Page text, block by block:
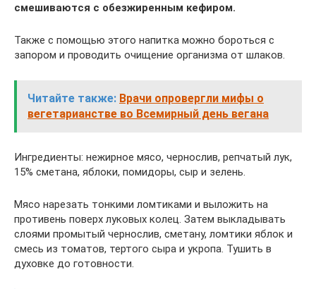
смешиваются с обезжиренным кефиром.
Также с помощью этого напитка можно бороться с
запором и проводить очищение организма от шлаков.
Читайте также: Врачи опровергли мифы о
вегетарианстве во Всемирный день вегана
Ингредиенты: нежирное мясо, чернослив, репчатый лук,
15% сметана, яблоки, помидоры, сыр и зелень.
Мясо нарезать тонкими ломтиками и выложить на
противень поверх луковых колец. Затем выкладывать
слоями промытый чернослив, сметану, ломтики яблок и
смесь из томатов, тертого сыра и укропа. Тушить в
духовке до готовности.